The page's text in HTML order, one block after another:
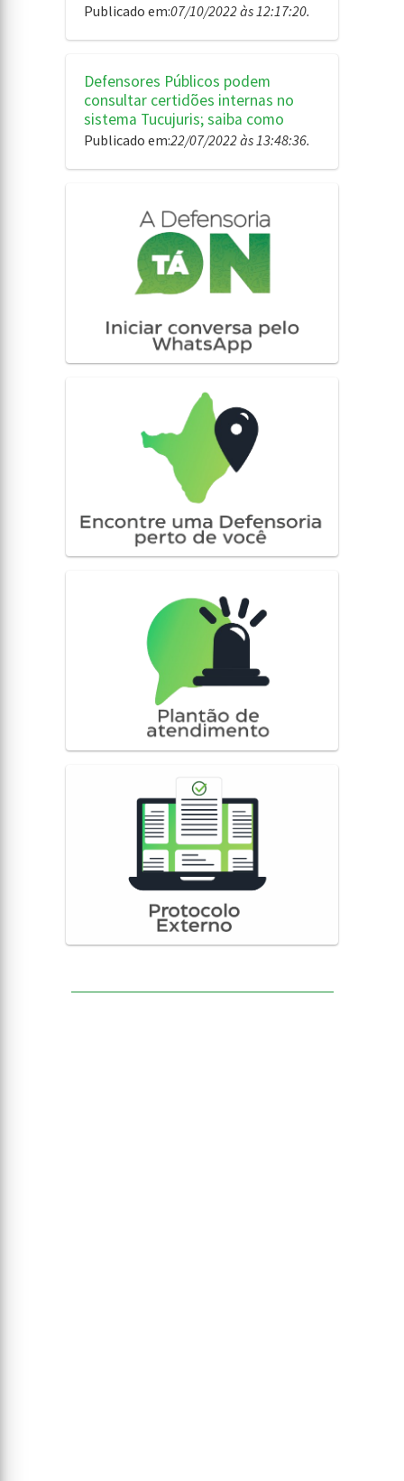
Publicado em:07/10/2022 às 12:17:20.
Defensores Públicos podem
consultar certidões internas no
sistema Tucujuris; saiba como
Publicado em:22/07/2022 às 13:48:36.